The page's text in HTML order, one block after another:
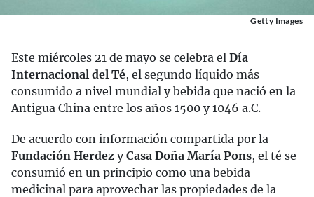
Getty Images
Este miércoles 21 de mayo se celebra el Día
Internacional del Té, el segundo líquido más
consumido a nivel mundial y bebida que nació en la
Antigua China entre los años 1500 y 1046 a.C.
De acuerdo con información compartida por la
Fundación Herdez yCasa Doña María Pons, el té se
consumió en un principio como una bebida
medicinal para aprovechar las propiedades de la